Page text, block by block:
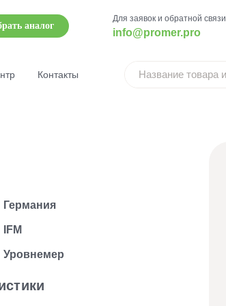
аналог
Для заявок и обратной связи
info@promer.pro
Контакты
Германия
IFM
Уровнемер